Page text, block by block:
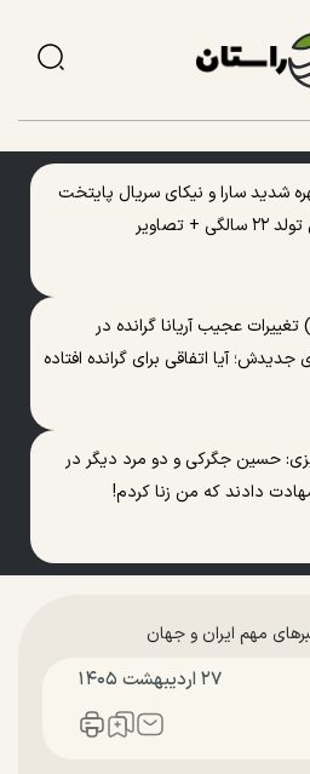
شدید سارا و نیکای سریال پایتخت
+ تصاویر
عجیب آریانا گرانده در
آیا اتفاقی برای گرانده افتاده
حسین جگرکی و دو مرد دیگر در
دادند که من زنا کردم!
مهم ایران و جهان
۲۷ ارديبهشت ۱۴۰۵